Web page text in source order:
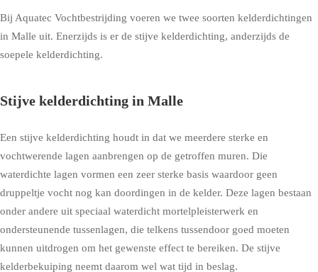
Bij Aquatec Vochtbestrijding voeren we twee soorten kelderdichtingen
in Malle uit. Enerzijds is er de stijve kelderdichting, anderzijds de
soepele kelderdichting.
Stijve kelderdichting in Malle
Een stijve kelderdichting houdt in dat we meerdere sterke en
vochtwerende lagen aanbrengen op de getroffen muren. Die
waterdichte lagen vormen een zeer sterke basis waardoor geen
druppeltje vocht nog kan doordingen in de kelder. Deze lagen bestaan
onder andere uit speciaal waterdicht mortelpleisterwerk en
ondersteunende tussenlagen, die telkens tussendoor goed moeten
kunnen uitdrogen om het gewenste effect te bereiken. De stijve
kelderbekuiping neemt daarom wel wat tijd in beslag.